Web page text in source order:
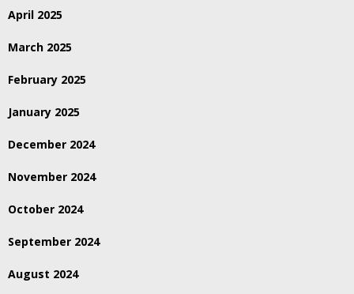
April 2025
March 2025
February 2025
January 2025
December 2024
November 2024
October 2024
September 2024
August 2024